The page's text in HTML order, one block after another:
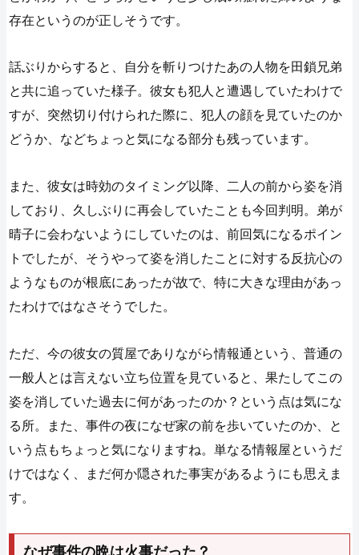
存在というのが正しそうです。
話ぶりからすると、自分を斬りつけたあの人物を田鎖兄弟
と共に追っていた様子。彼女も犯人と遭遇していたわけで
すが、突然切り付けられた際に、犯人の顔を見ていたのか
どうか、などちょっと気になる部分も残っています。
また、彼女は時効のタイミング以降、二人の前から姿を消
しており、久しぶりに再会していたことも今回判明。弟が
晴子に会わないようにしていたのは、前回気になるポイン
トでしたが、そうやって姿を消したことに対する反抗心の
ようなものが根底にあったが故で、特に大きな理由があっ
たわけではなさそうでした。
ただ、今の彼女の質屋でありながら情報通という、普通の
一般人とは言えない立ち位置を見ていると、果たしてこの
姿を消していた過去に何があったのか？という点は気にな
る所。また、事件の夜になぜ家の前を歩いていたのか、と
いう点もちょっと気になりますね。単なる情報屋というだ
けではなく、まだ何か隠された事実があるようにも思えま
す。
なぜ事件の晩は火事だった？